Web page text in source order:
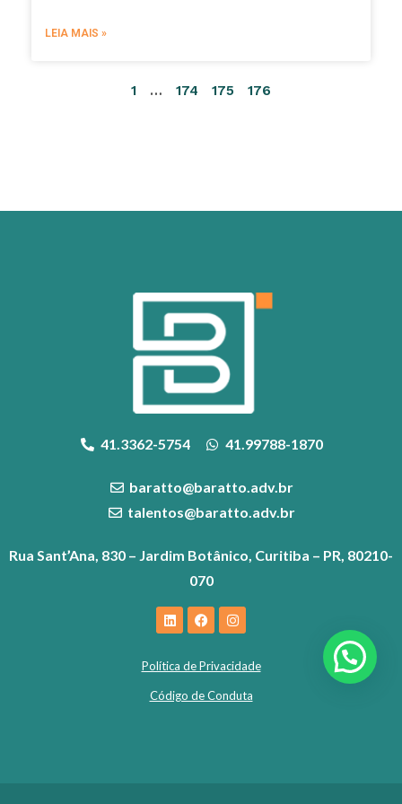
LEIA MAIS »
1 … 174 175 176
41.3362-5754 41.99788-1870
baratto@baratto.adv.br
talentos@baratto.adv.br
Rua Sant’Ana, 830 – Jardim Botânico, Curitiba – PR, 80210-
070
Política de Privacidade
Código de Conduta